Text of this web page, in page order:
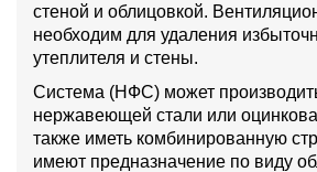
стеной и облицовкой.
необходим для удаления
утеплителя и стены.
Система (НФС) может
нержавеющей стали или
также иметь комбинированную
имеют предназначение по виду